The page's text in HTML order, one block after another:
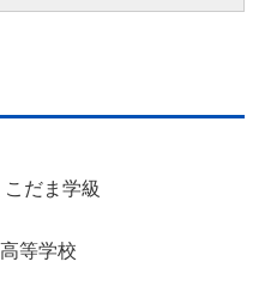
だま学級
等学校